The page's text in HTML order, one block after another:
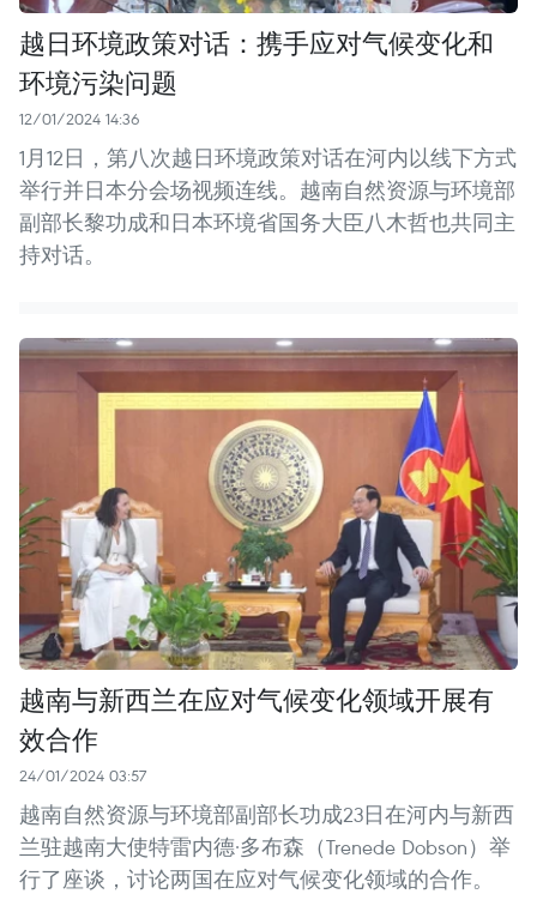
越日环境政策对话：携手应对气候变化和
环境污染问题
12/01/2024 14:36
1月12日，第八次越日环境政策对话在河内以线下方式
举行并日本分会场视频连线。越南自然资源与环境部
副部长黎功成和日本环境省国务大臣八木哲也共同主
持对话。
越南与新西兰在应对气候变化领域开展有
效合作
24/01/2024 03:57
越南自然资源与环境部副部长功成23日在河内与新西
兰驻越南大使特雷内德·多布森（Trenede Dobson）举
行了座谈，讨论两国在应对气候变化领域的合作。